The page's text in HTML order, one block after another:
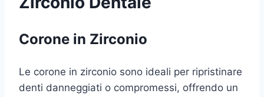
Corone in Zirconio
Le corone in zirconio sono ideali per ripristinare
denti danneggiati o compromessi, offrendo un